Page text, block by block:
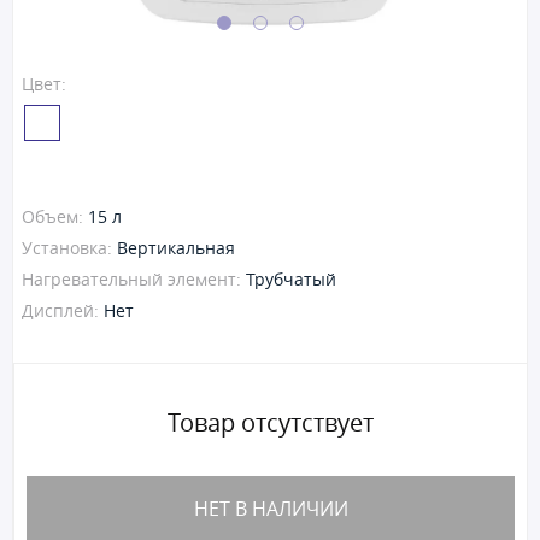
Цвет:
Объем: 15 л
Установка: Вертикальная
Нагревательный элемент: Трубчатый
Дисплей: Нет
Товар отсутствует
НЕТ В НАЛИЧИИ